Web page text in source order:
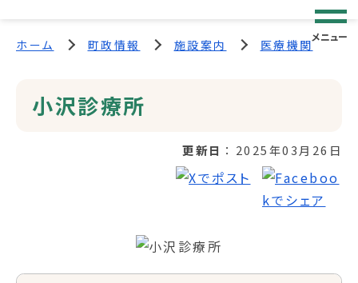
メニュー
ホーム 町政情報 施設案内 医療機関
小沢診療所
更新日 2025年03月26日